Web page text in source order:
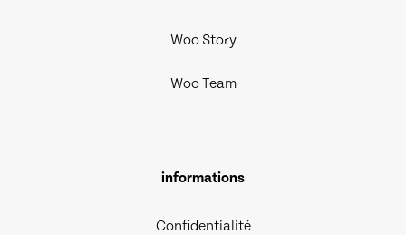
Woo Story
Woo Team
informations
Confidentialité